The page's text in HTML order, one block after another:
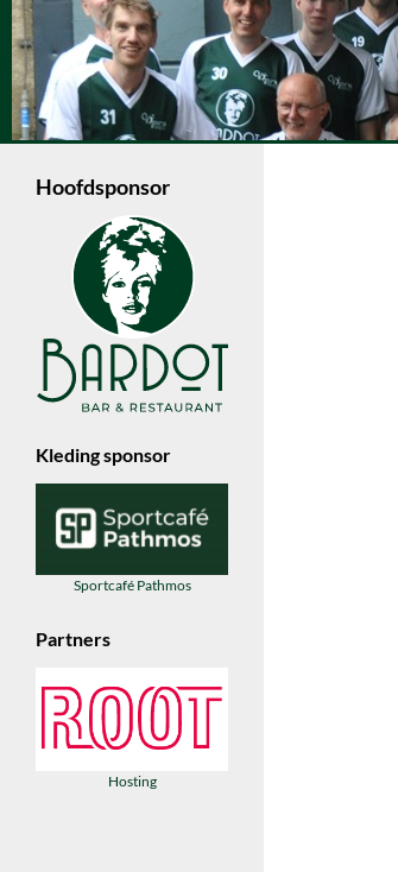
Ga
naar
de
inhoud
Volleybalvereniging Vips Bardot
Zoeken
Enschede die met 6 dames- en 4
herenteams in de Nevobo competitie
Hoofdsponsor
Kleding sponsor
Sportcafé Pathmos
Partners
Hosting